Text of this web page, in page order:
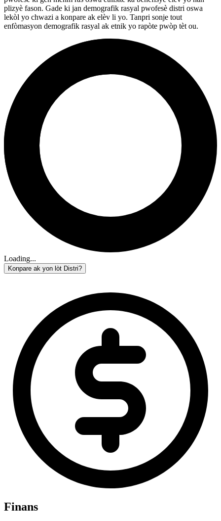
plizyè fason. Gade ki jan demografik rasyal pwofesè distri oswa
lekòl yo chwazi a konpare ak elèv li yo. Tanpri sonje tout
enfòmasyon demografik rasyal ak etnik yo rapòte pwòp tèt ou.
Loading...
Konpare ak yon lòt Distri?
Finans